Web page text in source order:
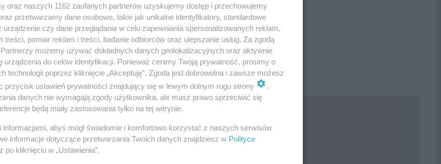
Muzyka i Sztuka
wyświetleń: 1230
LOKALIZACJA NA MAPIE
oraz naszych 1162 zaufanych partnerów uzyskujemy dostęp i przechowujemy
przetwarzamy dane osobowe, takie jak unikalne identyfikatory, standardowe
urządzenie czy dane przeglądania w celu zapewniania spersonalizowanych reklam,
treści, pomiar reklam i treści, badanie odbiorców oraz ulepszanie usług. Za zgodą
możemy używać dokładnych danych geolokalizacyjnych oraz aktywnie
do celów identyfikacji. Ponieważ cenimy Twoją prywatność, prosimy o
technologii poprzez kliknięcie „Akceptuję”. Zgoda jest dobrowolna i zawsze możesz
przycisk ustawień prywatności znajdujący się w lewym dolnym rogu strony
.
danych nie wymagają zgody użytkownika, ale masz prawo sprzeciwić się
będą miały zastosowania tylko na tej witrynie.
abyś mógł świadomie i komfortowo korzystać z naszych serwisów
informacje dotyczące przetwarzania Twoich danych znajdziesz w Polityce
po kliknięciu w „Ustawienia”.